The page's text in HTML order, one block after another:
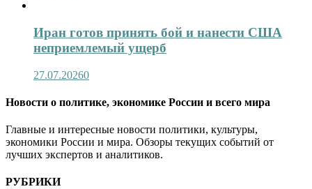
Иран готов принять бой и нанести США
неприемлемый ущерб
27.07.20260
Новости о политике, экономике России и всего мира
Главные и интересные новости политики, культуры,
экономики России и мира. Обзоры текущих событий от
лучших экспертов и аналитиков.
РУБРИКИ